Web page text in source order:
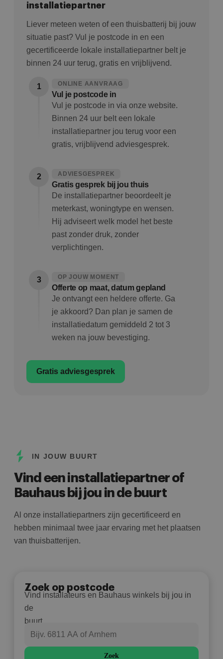
installatiepartner
Liever meteen weten of een thuisbatterij bij jouw
situatie past? Vul je postcode in en een
gecertificeerde lokale installatiepartner belt je
binnen 24 uur terug, gratis en vrijblijvend.
1 ONLINE AANVRAAG
Vul je postcode in
Vul je postcode in via onze website.
Binnen 24 uur belt een lokale
installatiepartner jou terug voor een
gratis, vrijblijvend adviesgesprek.
2 ADVIESGESPREK
Gratis gesprek bij jou thuis
De installatiepartner beoordeelt je
meterkast, woningtype en wensen.
Hij adviseert welk model het beste
past zonder druk, zonder
verplichtingen.
3 OP JOUW MOMENT
Offerte op maat, datum gepland
Je ontvangt een heldere offerte. Ga
je akkoord? Dan plan je samen de
installatiedatum gemiddeld 2 tot 3
weken na jouw bevestiging.
Gratis adviesgesprek
IN JOUW BUURT
Vind een installatiepartner of
Bauhaus bij jou in de buurt
Al onze installatiepartners zijn gecertificeerd en
hebben minimaal twee jaar ervaring met het plaatsen
van thuisbatterijen.
Zoek op postcode
Vind installateurs en Bauhaus winkels bij jou in
de
buurt.
Zoek